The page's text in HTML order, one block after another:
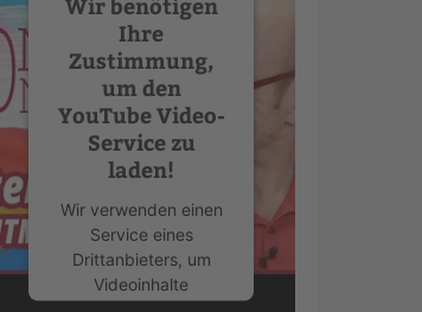
Ihre
Zustimmung,
um den
YouTube Video-
Service zu
laden!
Wir verwenden einen
Service eines
Drittanbieters, um
Videoinhalte